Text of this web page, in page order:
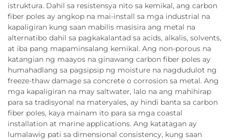
istruktura. Dahil sa resistensya nito sa kemikal, ang carbon
fiber poles ay angkop na mai-install sa mga industrial na
kapaligiran kung saan mabilis masisira ang metal na
alternatibo dahil sa pagkakalantad sa acids, alkalis, solvents,
at iba pang mapaminsalang kemikal. Ang non-porous na
katangian ng maayos na ginawang carbon fiber poles ay
humahadlang sa pagsipsip ng moisture na nagdudulot ng
freeze-thaw damage sa concrete o corrosion sa metal. Ang
mga kapaligiran na may saltwater, lalo na ang mahihirap
para sa tradisyonal na materyales, ay hindi banta sa carbon
fiber poles, kaya mainam ito para sa mga coastal
installation at marine applications. Ang katatagan ay
lumalawig pati sa dimensional consistency, kung saan